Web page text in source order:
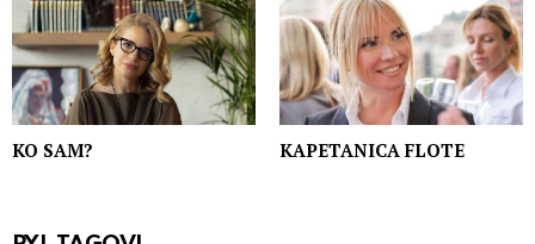
KO SAM? KAPETANICA FLOTE